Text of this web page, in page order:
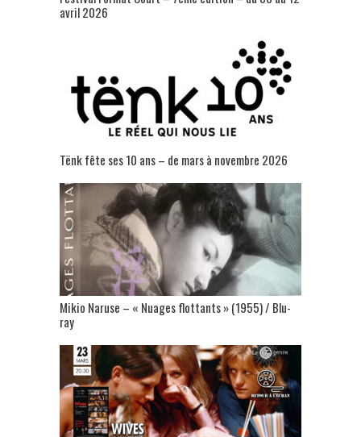
avril 2026
Tënk fête ses 10 ans – de mars à novembre 2026
Mikio Naruse – « Nuages flottants » (1955) / Blu-
ray